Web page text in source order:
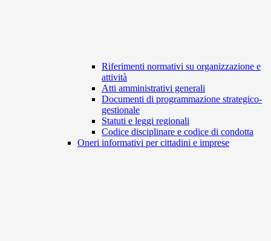
Riferimenti normativi su organizzazione e
attività
Atti amministrativi generali
Documenti di programmazione strategico-
gestionale
Statuti e leggi regionali
Codice disciplinare e codice di condotta
Oneri informativi per cittadini e imprese